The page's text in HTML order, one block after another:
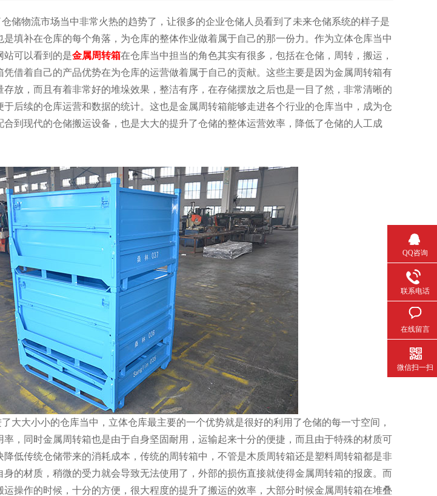
储物流市场当中非常火热的趋势了，让很多的企业仓储人员看到了未来仓储系统的样子是
是填补在仓库的每个角落，为仓库的整体作业做着属于自己的那一份力。作为立体仓库当中
站可以看到的是金属周转箱在仓库当中担当的角色其实有很多，包括在仓储，周转，搬运，
箱凭借着自己的产品优势在为仓库的运营做着属于自己的贡献。这些主要是因为金属周转箱有
，而且有着非常好的堆垛效果，整洁有序，在存储摆放之后也是一目了然，非常清晰的
于后续的仓库运营和数据的统计。这也是金属周转箱能够走进各个行业的仓库当中，成为仓
合到现代的仓储搬运设备，也是大大的提升了仓储的整体运营效率，降低了仓储的人工成
小小的仓库当中，立体仓库最主要的一个优势就是很好的利用了仓储的每一寸空间，
，同时金属周转箱也是由于自身坚固耐用，运输起来十分的便捷，而且由于特殊的材质可
低传统仓储带来的消耗成本，传统的周转箱中，不管是木质周转箱还是塑料周转箱都是非
的材质，稍微的受力就会导致无法使用了，外部的损伤直接就使得金属周转箱的报废。而
操作的时候，十分的方便，很大程度的提升了搬运的效率，大部分时候金属周转箱在堆叠
QQ咨询
联系电话
在线留言
微信扫一扫